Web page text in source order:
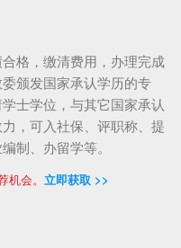
格，缴清费用，办理完成
颁发国家承认学历的专
士学位，与其它国家承认
，可入社保、评职称、提
制、办留学等。
会。 立即获取 >>